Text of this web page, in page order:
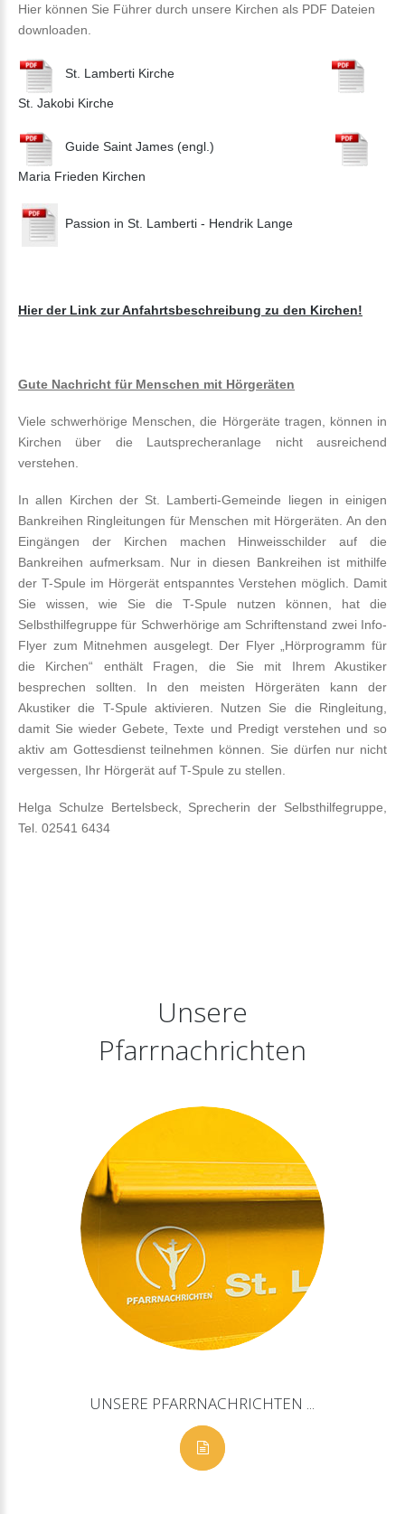
Hier können Sie Führer durch unsere Kirchen als PDF Dateien
downloaden.
St. Lamberti Kirche
St. Jakobi Kirche
Guide Saint James (engl.)
Maria Frieden Kirchen
Passion in St. Lamberti - Hendrik Lange
Hier der Link zur Anfahrtsbeschreibung zu den Kirchen!
Gute Nachricht für Menschen mit Hörgeräten
Viele schwerhörige Menschen, die Hörgeräte tragen, können in
Kirchen über die Lautsprecheranlage nicht ausreichend
verstehen.
In allen Kirchen der St. Lamberti-Gemeinde liegen in einigen
Bankreihen Ringleitungen für Menschen mit Hörgeräten. An den
Eingängen der Kirchen machen Hinweisschilder auf die
Bankreihen aufmerksam. Nur in diesen Bankreihen ist mithilfe
der T-Spule im Hörgerät entspanntes Verstehen möglich. Damit
Sie wissen, wie Sie die T-Spule nutzen können, hat die
Selbsthilfegruppe für Schwerhörige am Schriftenstand zwei Info-
Flyer zum Mitnehmen ausgelegt. Der Flyer „Hörprogramm für
die Kirchen“ enthält Fragen, die Sie mit Ihrem Akustiker
besprechen sollten. In den meisten Hörgeräten kann der
Akustiker die T-Spule aktivieren. Nutzen Sie die Ringleitung,
damit Sie wieder Gebete, Texte und Predigt verstehen und so
aktiv am Gottesdienst teilnehmen können. Sie dürfen nur nicht
vergessen, Ihr Hörgerät auf T-Spule zu stellen.
Helga Schulze Bertelsbeck, Sprecherin der Selbsthilfegruppe,
Tel. 02541 6434
Unsere
Pfarrnachrichten
UNSERE PFARRNACHRICHTEN ...